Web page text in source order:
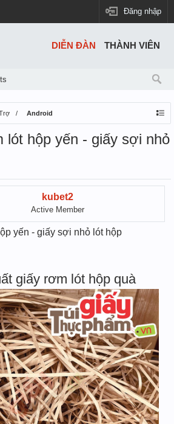
Đăng nhập
Android
lót hộp yến - giấy sợi nhỏ
kubet2
Active Member
yến - giấy sợi nhỏ lót hộp
giấy rơm lót hộp quà
DIỄN ĐÀN THÀNH VIÊN